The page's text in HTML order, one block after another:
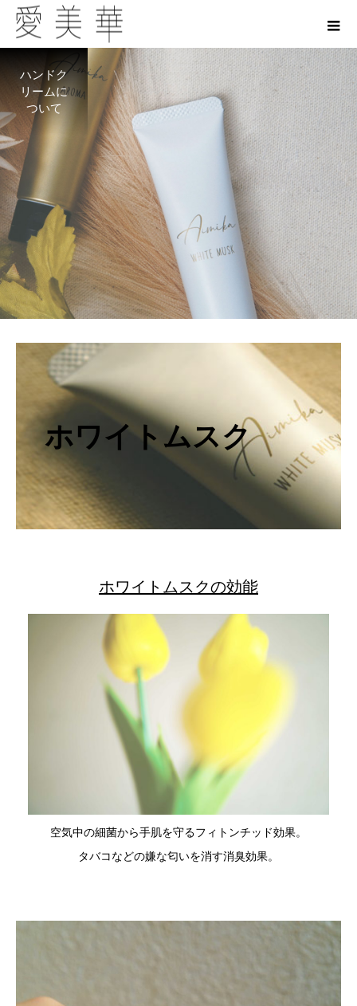
ハンドク
リームに
ついて
ホワイトムスク
ホワイトムスクの効能
空気中の細菌から手肌を守るフィトンチッド効果。
タバコなどの嫌な匂いを消す消臭効果。